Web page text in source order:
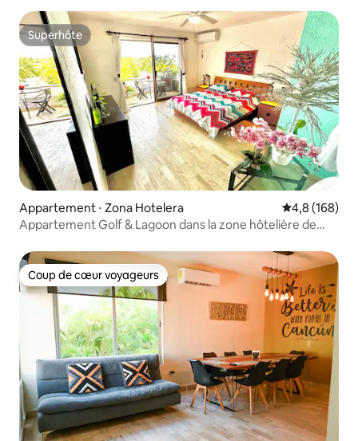
Superhôte
Superhôte
Appartement ⋅ Zona Hotelera Évaluation
4,8 (168)
Appartement Golf & Lagoon dans la zone hôtelière de
Coup de cœur voyageurs
Coup de cœur voyageurs